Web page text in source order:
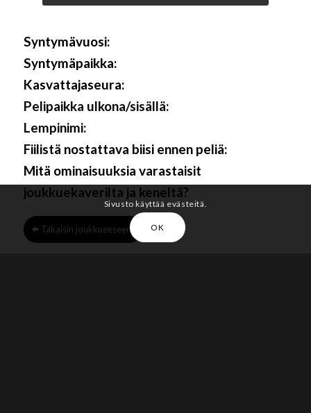
Syntymävuosi:
Syntymäpaikka:
Kasvattajaseura:
Pelipaikka ulkona/sisällä:
Lempinimi:
Fiilistä nostattava biisi ennen peliä:
Mitä ominaisuuksia varastaisit
joukkuekaverilta ja keneltä?
Takaisin joukkueeseen
Sivusto käyttää evästeitä.
OK